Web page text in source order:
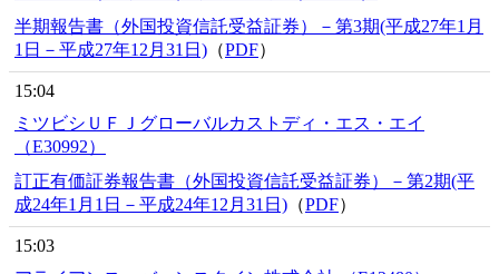
半期報告書（外国投資信託受益証券）－第3期(平成27年1月
1日－平成27年12月31日) （PDF）
15:04
ミツビシＵＦＪグローバルカストディ・エス・エイ
（E30992）
訂正有価証券報告書（外国投資信託受益証券）－第2期(平
成24年1月1日－平成24年12月31日) （PDF）
15:03